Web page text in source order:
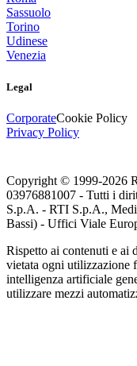
Sassuolo
Torino
Udinese
Venezia
Legal
CorporateCookie Policy
Privacy Policy
Copyright © 1999-2026
03976881007 - Tutti i
S.p.A. - RTI S.p.A.,
Bassi) - Uffici Viale
Rispetto ai contenuti e ai
vietata ogni utilizzazione
intelligenza artificiale
utilizzare mezzi